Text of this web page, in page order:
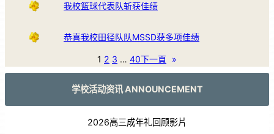
我校篮球代表队斩获佳绩
恭喜我校田径队队MSSD获多项佳绩
1 2 3 … 40下一頁 »
学校活动资讯 ANNOUNCEMENT
2026高三成年礼回顾影片